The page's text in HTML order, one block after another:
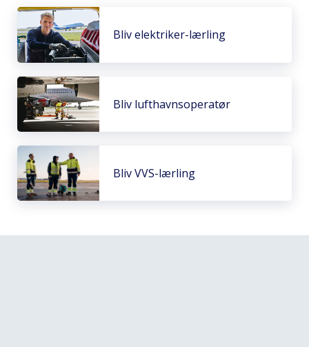
Bliv elektriker-lærling
Bliv lufthavnsoperatør
Bliv VVS-lærling